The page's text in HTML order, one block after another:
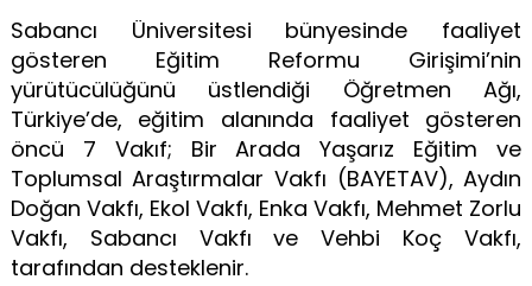
Sabancı Üniversitesi bünyesinde faaliyet
gösteren Eğitim Reformu Girişimi’nin
yürütücülüğünü üstlendiği Öğretmen Ağı,
Türkiye’de, eğitim alanında faaliyet gösteren
öncü 7 Vakıf; Bir Arada Yaşarız Eğitim ve
Toplumsal Araştırmalar Vakfı (BAYETAV), Aydın
Doğan Vakfı, Ekol Vakfı, Enka Vakfı, Mehmet Zorlu
Vakfı, Sabancı Vakfı ve Vehbi Koç Vakfı,
tarafından desteklenir.